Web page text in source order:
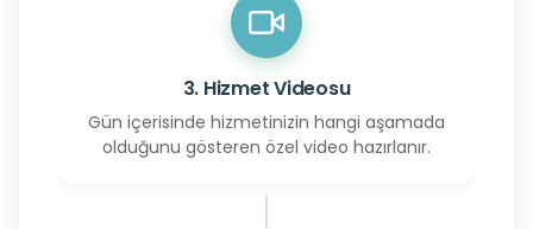
3. Hizmet Videosu
Gün içerisinde hizmetinizin hangi aşamada
olduğunu gösteren özel video hazırlanır.